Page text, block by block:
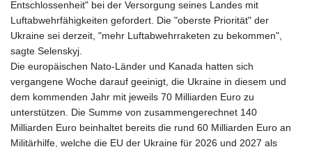
Entschlossenheit" bei der Versorgung seines Landes mit
Luftabwehrfähigkeiten gefordert. Die "oberste Priorität" der
Ukraine sei derzeit, "mehr Luftabwehrraketen zu bekommen",
sagte Selenskyj.
Die europäischen Nato-Länder und Kanada hatten sich
vergangene Woche darauf geeinigt, die Ukraine in diesem und
dem kommenden Jahr mit jeweils 70 Milliarden Euro zu
unterstützen. Die Summe von zusammengerechnet 140
Milliarden Euro beinhaltet bereits die rund 60 Milliarden Euro an
Militärhilfe, welche die EU der Ukraine für 2026 und 2027 als